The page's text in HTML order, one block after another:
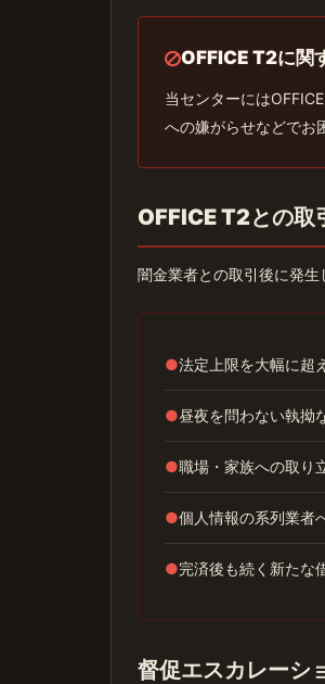
OFFICE T2に関
当センターには
への嫌がらせなどでお
OFFICE T2との取
闇金業者との取引後に発生
●法定上限を大幅に超
●昼夜を問わない執拗
●職場・家族への取り
●個人情報の系列業者
●完済後も続く新たな
督促エスカレーシ